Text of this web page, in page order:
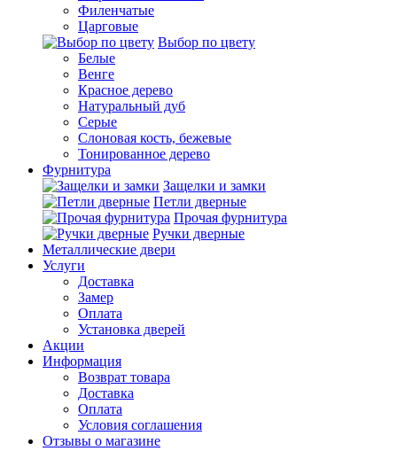
Филенчатые
Царговые
Выбор по цвету
Белые
Венге
Красное дерево
Натуральный дуб
Серые
Слоновая кость, бежевые
Тонированное дерево
Фурнитура
Защелки и замки
Петли дверные
Прочая фурнитура
Ручки дверные
Металлические двери
Услуги
Доставка
Замер
Оплата
Установка дверей
Акции
Информация
Возврат товара
Доставка
Оплата
Условия соглашения
Отзывы о магазине